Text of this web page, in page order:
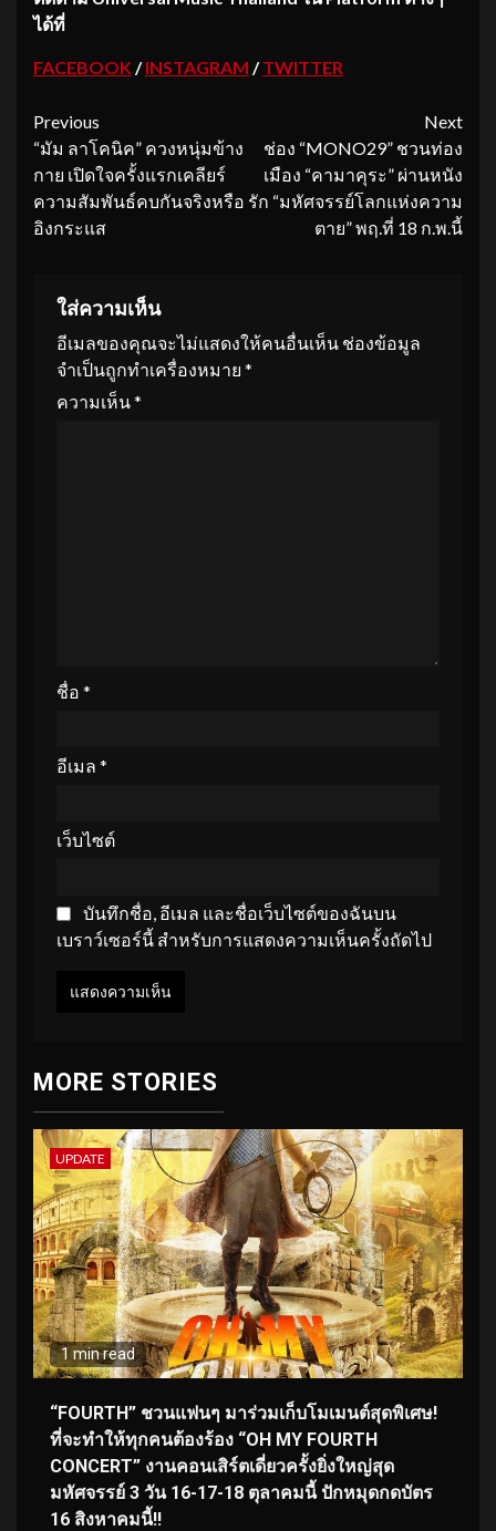
ได้ที่
FACEBOOK /INSTAGRAM /TWITTER
Continue
Reading
Previous
“มัม ลาโคนิค” ควงหนุ่มข้าง
กาย เปิดใจครั้งแรกเคลียร์
ความสัมพันธ์คบกันจริงหรือ
อิงกระแส
Next
ช่อง “MONO29” ชวนท่อง
เมือง “คามาคุระ” ผ่านหนัง
รัก “มหัศจรรย์โลกแห่งความ
ตาย” พฤ.ที่ 18 ก.พ.นี้
ใส่ความเห็น
อีเมลของคุณจะไม่แสดงให้คนอื่นเห็น ช่องข้อมูล
จำเป็นถูกทำเครื่องหมาย *
ความเห็น*
ชื่อ *
อีเมล *
เว็บไซต์
บันทึกชื่อ, อีเมล และชื่อเว็บไซต์ของฉันบน
เบราว์เซอร์นี้ สำหรับการแสดงความเห็นครั้งถัดไป
MORE STORIES
UPDATE
1 min read
“FOURTH” ชวนแฟนๆ มาร่วมเก็บโมเมนต์สุดพิเศษ!
ที่จะทำให้ทุกคนต้องร้อง “OH MY FOURTH
CONCERT” งานคอนเสิร์ตเดี่ยวครั้งยิ่งใหญ่สุด
มหัศจรรย์ 3 วัน 16-17-18 ตุลาคมนี้ ปักหมุดกดบัตร
16 สิงหาคมนี้!!